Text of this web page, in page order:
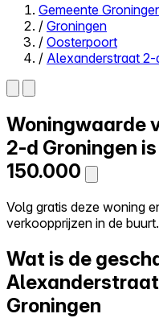
Close menu
Zelf kopen
Alles-in-één
Reviews
Prijzen
Log in
Probeer Walter gratis
Gemeente
/ Groningen
/ Oosterpoort
/ Alexanderstraat 2-
Woningwaarde
2-d Groningen is
150.000
Volg gratis deze woning
verkoopprijzen in de buurt.
Wat is de
Groningen